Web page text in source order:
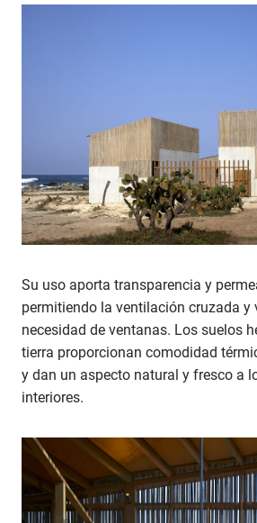
Su uso aporta transparencia y
permitiendo la ventilación cruzada y
necesidad de ventanas. Los suelos
tierra proporcionan comodidad
y dan un aspecto natural y fresco a
interiores.